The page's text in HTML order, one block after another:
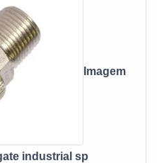
Imagem
industrial sp